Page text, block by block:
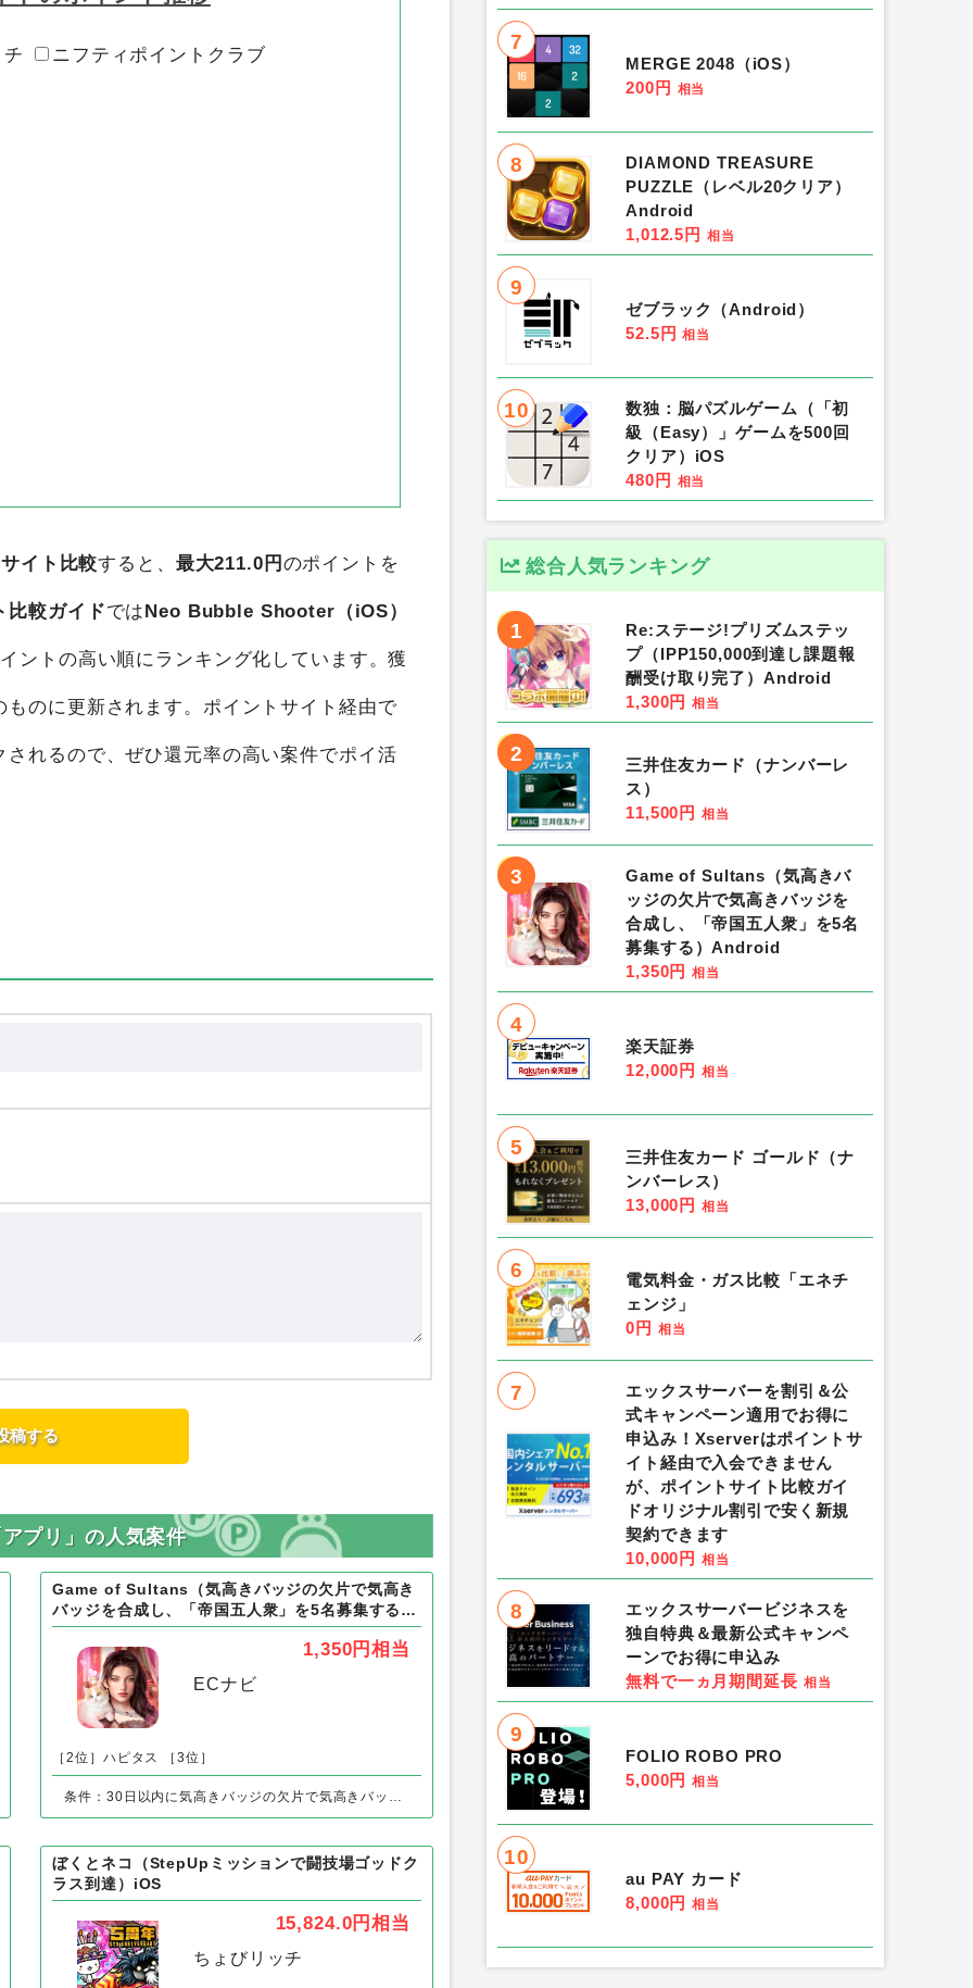
イト比較 すると、 最大211.0円のポイントを
比較ガイド では Neo Bubble Shooter（iOS）
ントの高い順にランキング化しています。獲
プリ」の人気案件
Game of Sultans（気高きバッジの欠片で気高き
バッジを合成し、「帝国五人衆」を5名募集する）
ECナビ
［2位］ハピタス ［3位］
条件：30日以内に気高きバッジの欠片で気高きバッジを合成し、「帝国五人衆」を5名募集する
ぼくとネコ（StepUpミッションで闘技場ゴッドク
7
MERGE 2048（iOS）
200円 相当
8
DIAMOND TREASURE
PUZZLE（レベル20クリア）
Android
1,012.5円 相当
9
ゼブラック（Android）
52.5円 相当
10
数独：脳パズルゲーム（「初
級（Easy）」ゲームを500回
クリア）iOS
480円 相当
総合人気ランキング
1
Re:ステージ!プリズムステッ
プ（IPP150,000到達し課題報
酬受け取り完了）Android
1,300円 相当
2
三井住友カード（ナンバーレ
ス）
11,500円 相当
3
Game of Sultans（気高きバ
ッジの欠片で気高きバッジを
合成し、「帝国五人衆」を5名
募集する）Android
1,350円 相当
4
楽天証券
12,000円 相当
5
三井住友カード ゴールド（ナ
ンバーレス）
13,000円 相当
6
電気料金・ガス比較「エネチ
ェンジ」
0円 相当
7
エックスサーバーを割引＆公
式キャンペーン適用でお得に
申込み！Xserverはポイントサ
イト経由で入会できません
が、ポイントサイト比較ガイ
ドオリジナル割引で安く新規
契約できます
10,000円 相当
8
エックスサーバービジネスを
独自特典＆最新公式キャンペ
ーンでお得に申込み
無料で一ヵ月期間延長 相当
9
FOLIO ROBO PRO
5,000円 相当
10
au PAY カード
8,000円 相当